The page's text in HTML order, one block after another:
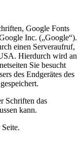
Google Fonts
Inc. („Google“).
einen Serveraufruf,
Hierdurch wird an
Sie besucht
des Endgerätes des
Schriften das
kann.